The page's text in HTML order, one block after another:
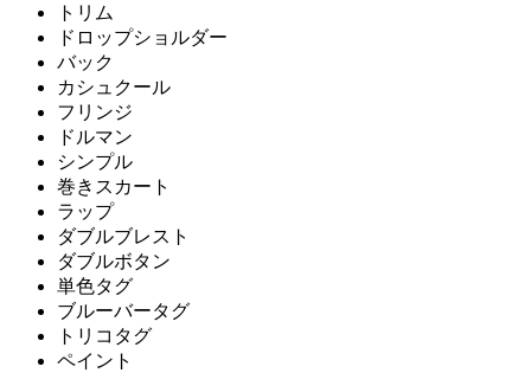
トリム
ドロップショルダー
バック
カシュクール
フリンジ
ドルマン
シンプル
巻きスカート
ラップ
ダブルブレスト
ダブルボタン
単色タグ
ブルーバータグ
トリコタグ
ペイント